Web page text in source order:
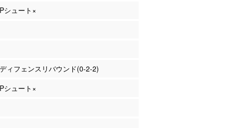
シュート×
ィフェンスリバウンド(0-2-2)
シュート×